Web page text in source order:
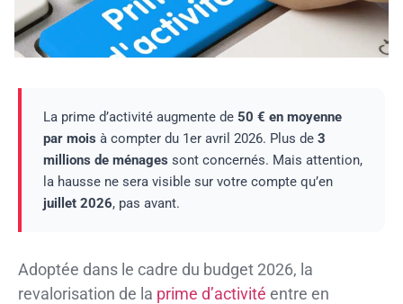
La prime d’activité augmente de 50 € en moyenne
par mois à compter du 1er avril 2026. Plus de 3
millions de ménages sont concernés. Mais attention,
la hausse ne sera visible sur votre compte qu’en
juillet 2026, pas avant.
Adoptée dans le cadre du budget 2026, la
revalorisation de la prime d’activité entre en